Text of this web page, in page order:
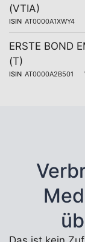
(VTIA)
ISIN AT0000A1XWY4
ERSTE BOND
(T)
ISIN AT0000A2B501